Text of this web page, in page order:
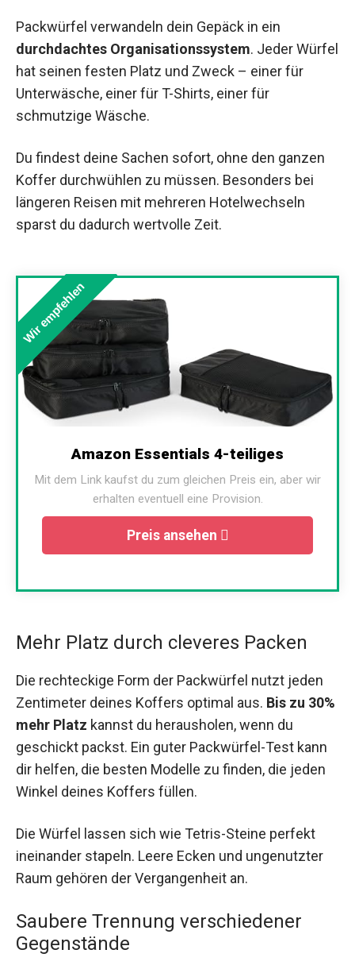
Packwürfel verwandeln dein Gepäck in ein
durchdachtes Organisationssystem. Jeder Würfel
hat seinen festen Platz und Zweck – einer für
Unterwäsche, einer für T-Shirts, einer für
schmutzige Wäsche.
Du findest deine Sachen sofort, ohne den ganzen
Koffer durchwühlen zu müssen. Besonders bei
längeren Reisen mit mehreren Hotelwechseln
sparst du dadurch wertvolle Zeit.
Wir empfehlen
Amazon Essentials 4-teiliges
Mit dem Link kaufst du zum gleichen Preis ein, aber wir
erhalten eventuell eine Provision.
Preis ansehen
Mehr Platz durch cleveres Packen
Die rechteckige Form der Packwürfel nutzt jeden
Zentimeter deines Koffers optimal aus. Bis zu 30%
mehr Platz kannst du herausholen, wenn du
geschickt packst. Ein guter Packwürfel-Test kann
dir helfen, die besten Modelle zu finden, die jeden
Winkel deines Koffers füllen.
Die Würfel lassen sich wie Tetris-Steine perfekt
ineinander stapeln. Leere Ecken und ungenutzter
Raum gehören der Vergangenheit an.
Saubere Trennung verschiedener
Gegenstände